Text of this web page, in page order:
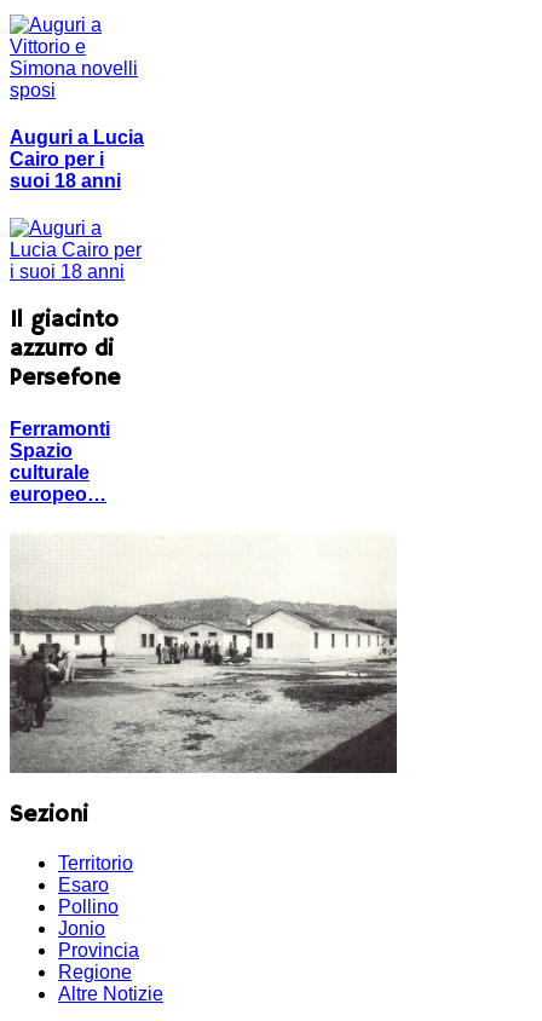
Auguri a Lucia
Cairo per i
suoi 18 anni
Il giacinto
azzurro di
Persefone
Ferramonti
Spazio
culturale
europeo…
Sezioni
Territorio
Esaro
Pollino
Jonio
Provincia
Regione
Altre Notizie